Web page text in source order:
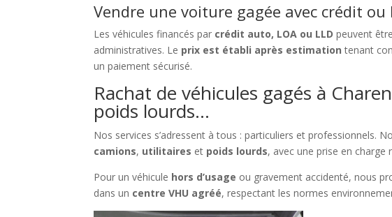
Vendre une voiture gagée avec crédit ou
Les véhicules financés par crédit auto, LOA ou LLD peuvent
administratives. Le prix est établi après estimation tenant
un paiement sécurisé.
Rachat de véhicules gagés à
poids lourds…
Nos services s’adressent à tous : particuliers et professionnels.
camions, utilitaires et poids lourds, avec une prise en charge
Pour un véhicule hors d’usage ou gravement accidenté, nous
dans un centre VHU agréé, respectant les normes